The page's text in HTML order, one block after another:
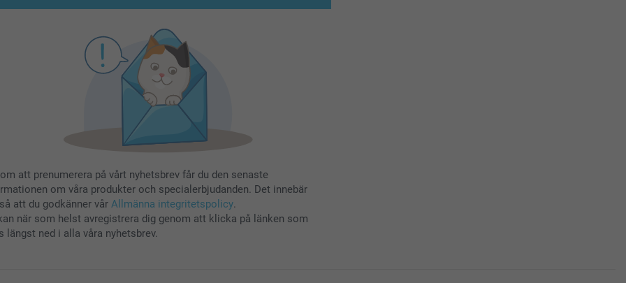
att prenumerera på vårt nyhetsbrev får du den senaste
om våra produkter och specialerbjudanden. Det innebär
att du godkänner vår Allmänna integritetspolicy.
när som helst avregistrera dig genom att klicka på länken som
längst ned i alla våra nyhetsbrev.